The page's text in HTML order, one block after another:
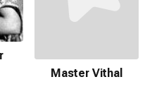
Master Vithal